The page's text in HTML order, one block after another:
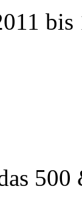
bis